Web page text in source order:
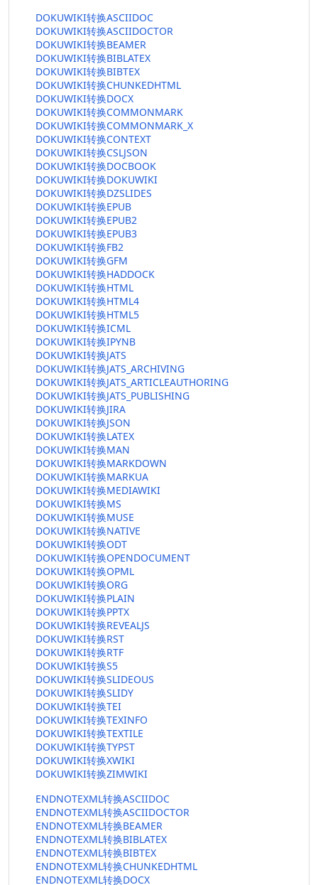
DOKUWIKI转换ASCIIDOC
DOKUWIKI转换ASCIIDOCTOR
DOKUWIKI转换BEAMER
DOKUWIKI转换BIBLATEX
DOKUWIKI转换BIBTEX
DOKUWIKI转换CHUNKEDHTML
DOKUWIKI转换DOCX
DOKUWIKI转换COMMONMARK
DOKUWIKI转换COMMONMARK_X
DOKUWIKI转换CONTEXT
DOKUWIKI转换CSLJSON
DOKUWIKI转换DOCBOOK
DOKUWIKI转换DOKUWIKI
DOKUWIKI转换DZSLIDES
DOKUWIKI转换EPUB
DOKUWIKI转换EPUB2
DOKUWIKI转换EPUB3
DOKUWIKI转换FB2
DOKUWIKI转换GFM
DOKUWIKI转换HADDOCK
DOKUWIKI转换HTML
DOKUWIKI转换HTML4
DOKUWIKI转换HTML5
DOKUWIKI转换ICML
DOKUWIKI转换IPYNB
DOKUWIKI转换JATS
DOKUWIKI转换JATS_ARCHIVING
DOKUWIKI转换JATS_ARTICLEAUTHORING
DOKUWIKI转换JATS_PUBLISHING
DOKUWIKI转换JIRA
DOKUWIKI转换JSON
DOKUWIKI转换LATEX
DOKUWIKI转换MAN
DOKUWIKI转换MARKDOWN
DOKUWIKI转换MARKUA
DOKUWIKI转换MEDIAWIKI
DOKUWIKI转换MS
DOKUWIKI转换MUSE
DOKUWIKI转换NATIVE
DOKUWIKI转换ODT
DOKUWIKI转换OPENDOCUMENT
DOKUWIKI转换OPML
DOKUWIKI转换ORG
DOKUWIKI转换PLAIN
DOKUWIKI转换PPTX
DOKUWIKI转换REVEALJS
DOKUWIKI转换RST
DOKUWIKI转换RTF
DOKUWIKI转换S5
DOKUWIKI转换SLIDEOUS
DOKUWIKI转换SLIDY
DOKUWIKI转换TEI
DOKUWIKI转换TEXINFO
DOKUWIKI转换TEXTILE
DOKUWIKI转换TYPST
DOKUWIKI转换XWIKI
DOKUWIKI转换ZIMWIKI
ENDNOTEXML转换ASCIIDOC
ENDNOTEXML转换ASCIIDOCTOR
ENDNOTEXML转换BEAMER
ENDNOTEXML转换BIBLATEX
ENDNOTEXML转换BIBTEX
ENDNOTEXML转换CHUNKEDHTML
ENDNOTEXML转换DOCX